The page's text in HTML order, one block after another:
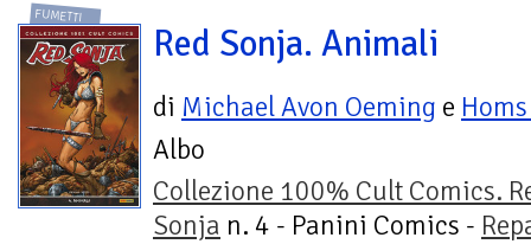
FUMETTI
Red Sonja. Animali
di Michael Avon Oeming e
Albo
Collezione 100% Cult Comics.
Sonja n. 4 - Panini Comics -